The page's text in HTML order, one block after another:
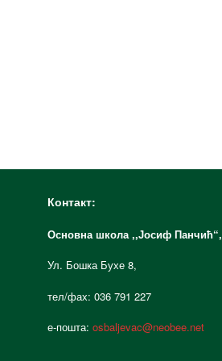
Контакт:
Основна школа ,,Јосиф Панчић“,
Ул. Бошка Бухе 8,
тел/фах: 036 791 227
е-пошта: osbaljevac@neobee.net